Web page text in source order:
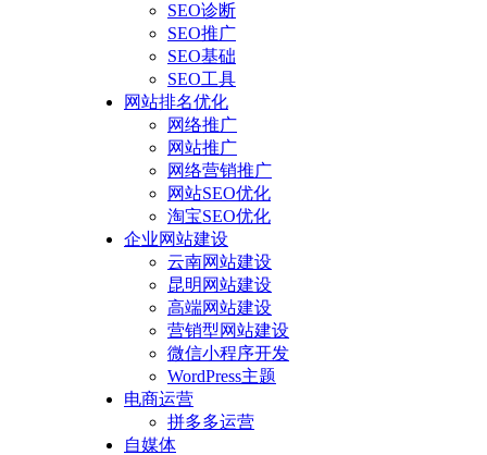
SEO诊断
SEO推广
SEO基础
SEO工具
网站排名优化
网络推广
网站推广
网络营销推广
网站SEO优化
淘宝SEO优化
企业网站建设
云南网站建设
昆明网站建设
高端网站建设
营销型网站建设
微信小程序开发
WordPress主题
电商运营
拼多多运营
自媒体